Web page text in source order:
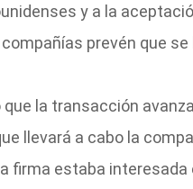
y a la
prevén que se
la transacción
llevará a cabo la
firma estaba